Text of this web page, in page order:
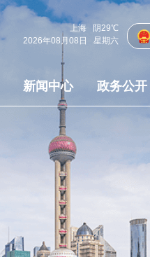
上海 阴29℃
2026年08月08日
星期六
新闻中心 政务公开